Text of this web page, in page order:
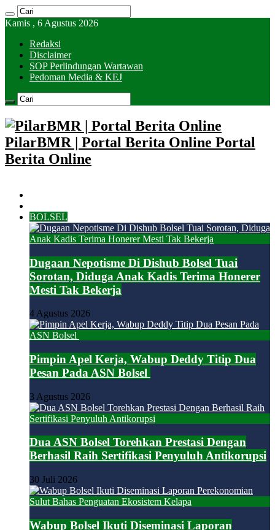
Kamis , 6 Agustus 2026
Redaksi
Disclaimer
SOP Perlindungan Wartawan
Pedoman Media & KEJ
PilarBMR | Portal Berita Online Portal
Berita Online
BOLSEL
Dugaan Nepotisme Di Dishub Bolsel Tuai
Sorotan, Diduga Anak Kadis Terima Honerer
Mesti Tak Bekerja
4 Agustus 2026
Pimpin Apel Kerja, Wabup Deddy Titip Dua
Pesan Pada ASN Bolsel
3 Agustus 2026
Dua ASN Bolsel Torehkan Prestasi Dengan
Berhasil Raih Sertifikasi Penyuluh Antikorupsi
30 Juli 2026
Wabup Bolsel Ikuti Diseminasi Laporan